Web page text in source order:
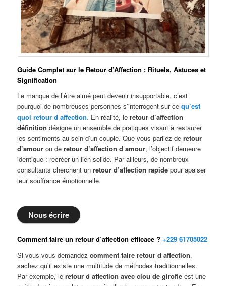
Guide Complet sur le Retour d’Affection : Rituels, Astuces et
Signification
Le manque de l’être aimé peut devenir insupportable, c’est
pourquoi de nombreuses personnes s’interrogent sur cequ’est
quoi retour d affection. En réalité, leretour d’affection
définition désigne un ensemble de pratiques visant à restaurer
les sentiments au sein d’un couple. Que vous parliez deretour
d’amour ou deretour d’affection d amour, l’objectif demeure
identique : recréer un lien solide. Par ailleurs, de nombreux
consultants cherchent unretour d’affection rapide pour apaiser
leur souffrance émotionnelle.
Nous écrire
Comment faire un retour d’affection efficace ?+229 61705022
Si vous vous demandezcomment faire retour d affection,
sachez qu’il existe une multitude de méthodes traditionnelles.
Par exemple, leretour d affection avec clou de girofle est une